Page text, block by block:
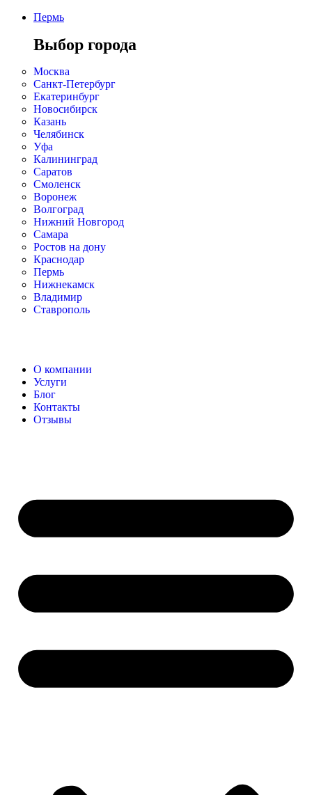
Пермь
Выбор города
Москва
Санкт-Петербург
Екатеринбург
Новосибирск
Казань
Челябинск
Уфа
Калининград
Саратов
Смоленск
Воронеж
Волгоград
Нижний Новгород
Самара
Ростов на дону
Краснодар
Пермь
Нижнекамск
Владимир
Ставрополь
О компании
Услуги
Блог
Контакты
Отзывы